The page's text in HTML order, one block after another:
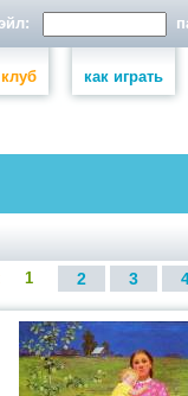
клуб как играть
1 2 3